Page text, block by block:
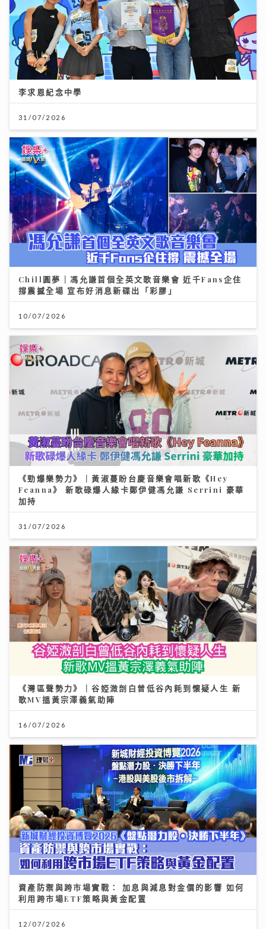
李求恩紀念中學
31/07/2026
Chill圓夢｜馮允謙首個全英文歌音樂會 近千Fans企住
撐震撼全場 宣布好消息新碟出「彩膠」
10/07/2026
《勁爆樂勢力》｜黃淑蔓盼台慶音樂會唱新歌《Hey
Feanna》 新歌碌爆人緣卡鄭伊健馮允謙 Serrini 豪華
加持
31/07/2026
《灣區聲勢力》｜谷婭溦剖白曾低谷內耗到懷疑人生 新
歌MV搵黃宗澤義氣助陣
16/07/2026
資產防禦與跨市場實戰： 加息與減息對金價的影響 如何
利用跨市場ETF策略與黃金配置
12/07/2026